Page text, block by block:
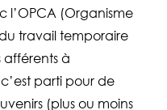
l’OPCA (Organisme
travail temporaire
afférents à
parti pour de
(plus ou moins